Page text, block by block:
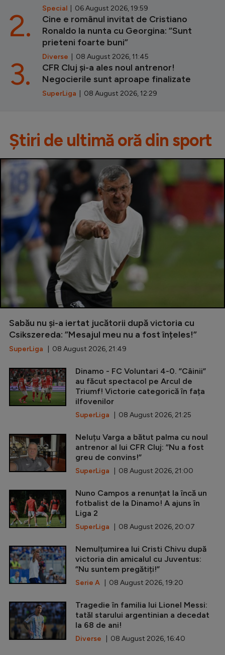
Special | 06 August 2026, 19:59
Cine e românul invitat de Cristiano
Ronaldo la nunta cu Georgina: ”Sunt
prieteni foarte buni”
Diverse | 08 August 2026, 11:45
2.
CFR Cluj și-a ales noul antrenor!
Negocierile sunt aproape finalizate
SuperLiga | 08 August 2026, 12:29
3.
Știri de ultimă oră din sport
Sabău nu și-a iertat jucătorii după victoria cu
Csikszereda: ”Mesajul meu nu a fost înțeles!”
SuperLiga | 08 August 2026, 21:49
Dinamo - FC Voluntari 4-0. ”Câinii”
au făcut spectacol pe Arcul de
Triumf! Victorie categorică în fața
ilfovenilor
SuperLiga | 08 August 2026, 21:25
Neluțu Varga a bătut palma cu noul
antrenor al lui CFR Cluj: ”Nu a fost
greu de convins!”
SuperLiga | 08 August 2026, 21:00
Nuno Campos a renunțat la încă un
fotbalist de la Dinamo! A ajuns în
Liga 2
SuperLiga | 08 August 2026, 20:07
Nemulțumirea lui Cristi Chivu după
victoria din amicalul cu Juventus:
”Nu suntem pregătiți!”
Serie A | 08 August 2026, 19:20
Tragedie în familia lui Lionel Messi:
tatăl starului argentinian a decedat
la 68 de ani!
Diverse | 08 August 2026, 16:40